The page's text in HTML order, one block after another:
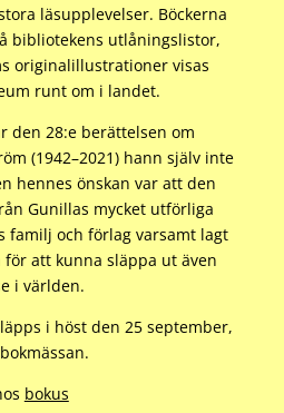
läsupplevelser. Böckerna
bibliotekens utlåningslistor,
originalillustrationer visas
runt om i landet.
den 28:e berättelsen om
(1942–2021) hann själv inte
hennes önskan var att den
Gunillas mycket utförliga
familj och förlag varsamt lagt
att kunna släppa ut även
i världen.
i höst den 25 september,
bokus